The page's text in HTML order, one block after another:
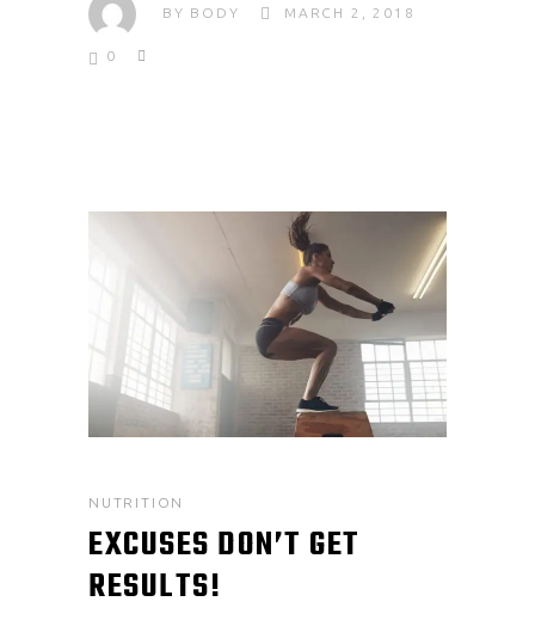
BY BODY MARCH 2, 2018
0
NUTRITION
EXCUSES DON’T GET
RESULTS!